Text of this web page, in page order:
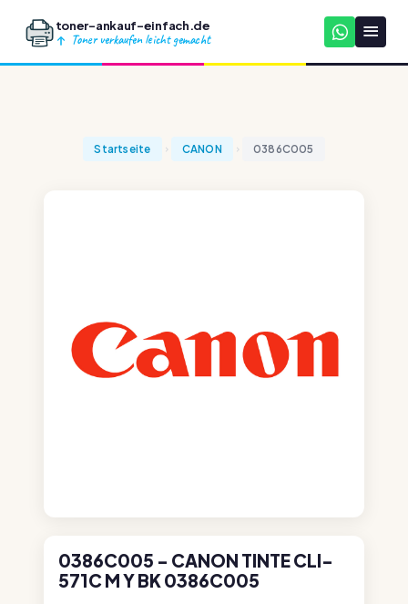
toner-ankauf-einfach.de
Toner verkaufen leicht gemacht
Startseite CANON 0386C005
0386C005 - CANON TINTE CLI-
571C M Y BK 0386C005